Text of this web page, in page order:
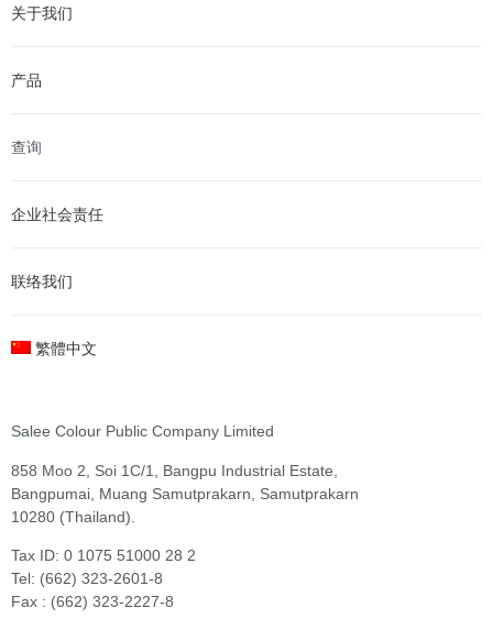
关于我们
产品
查询
企业社会责任
联络我们
繁體中文
Salee Colour Public Company Limited
858 Moo 2, Soi 1C/1, Bangpu Industrial Estate,
Bangpumai, Muang Samutprakarn, Samutprakarn
10280 (Thailand).
Tax ID: 0 1075 51000 28 2
Tel: (662) 323-2601-8
Fax : (662) 323-2227-8